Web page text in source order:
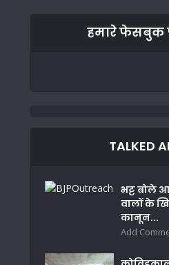
हमारे फेसबुक
TALKED
भट्ट बोले
वालों के
कानून...
Add